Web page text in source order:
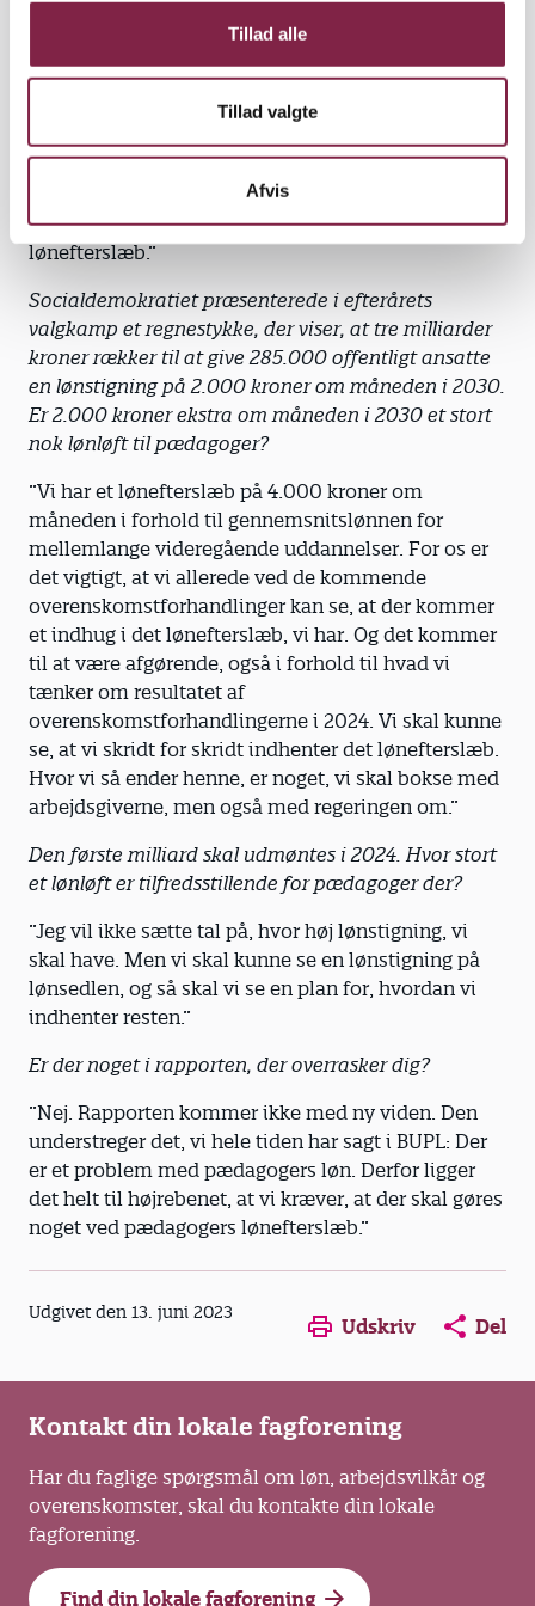
Tillad alle
Tillad valgte
Afvis
med fordelingen af de tre milliarder kroner. En del
af dette ’noget’ vil være mere lokalløn. Hvordan vil
”Lokalløn løser ikke det store, strukturelle problem,
at vi som faggruppe får for lidt i løn. Det er ikke en
blomst, der gror i vores have, og det er slet ikke
løsningen på de problemer, vi har med et stort
lønefterslæb.”
Socialdemokratiet præsenterede i efterårets
valgkamp et regnestykke, der viser, at tre milliarder
kroner rækker til at give 285.000 offentligt ansatte
en lønstigning på 2.000 kroner om måneden i 2030.
Er 2.000 kroner ekstra om måneden i 2030 et stort
nok lønløft til pædagoger?
”Vi har et lønefterslæb på 4.000 kroner om
måneden i forhold til gennemsnitslønnen for
mellemlange videregående uddannelser. For os er
det vigtigt, at vi allerede ved de kommende
overenskomstforhandlinger kan se, at der kommer
et indhug i det lønefterslæb, vi har. Og det kommer
til at være afgørende, også i forhold til hvad vi
tænker om resultatet af
overenskomstforhandlingerne i 2024. Vi skal kunne
se, at vi skridt for skridt indhenter det lønefterslæb.
Hvor vi så ender henne, er noget, vi skal bokse med
arbejdsgiverne, men også med regeringen om.”
Den første milliard skal udmøntes i 2024. Hvor stort
et lønløft er tilfredsstillende for pædagoger der?
”Jeg vil ikke sætte tal på, hvor høj lønstigning, vi
skal have. Men vi skal kunne se en lønstigning på
lønsedlen, og så skal vi se en plan for, hvordan vi
indhenter resten.”
Er der noget i rapporten, der overrasker dig?
”Nej. Rapporten kommer ikke med ny viden. Den
understreger det, vi hele tiden har sagt i BUPL: Der
er et problem med pædagogers løn. Derfor ligger
det helt til højrebenet, at vi kræver, at der skal gøres
noget ved pædagogers lønefterslæb.”
Udgivet den 13. juni 2023 Opens in a new window
Opens in a new
Opens in
Udskriv Del
Kontakt din lokale fagforening
Har du faglige spørgsmål om løn, arbejdsvilkår og
overenskomster, skal du kontakte din lokale
fagforening.
Find din lokale fagforening